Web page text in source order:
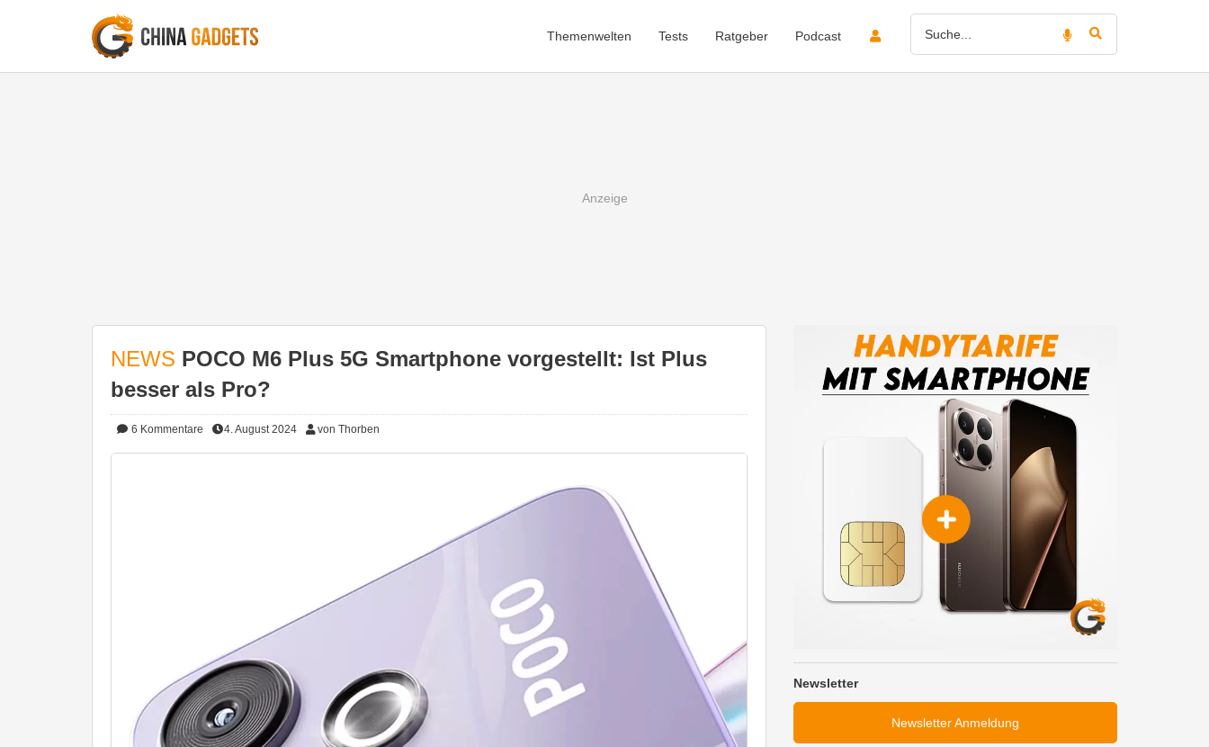
Themenwelten Tests Ratgeber Podcast
NEWS POCO M6 Plus 5G Smartphone vorgestellt: Ist Plus
besser als Pro?
6 Kommentare 4. August 2024 von Thorben
Newsletter
Newsletter Anmeldung